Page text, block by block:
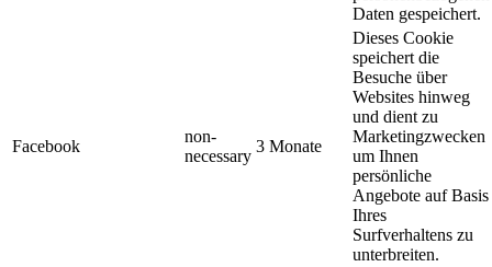
Daten gespeichert.
Facebook
non-
necessary
3 Monate
Dieses Cookie
speichert die
Besuche über
Websites hinweg
und dient zu
Marketingzwecken
um Ihnen
persönliche
Angebote auf Basis
Ihres
Surfverhaltens zu
unterbreiten.